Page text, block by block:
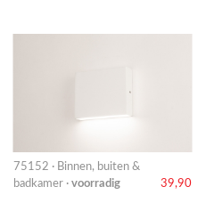
75152 · Binnen, buiten &
badkamer · voorradig 39,90